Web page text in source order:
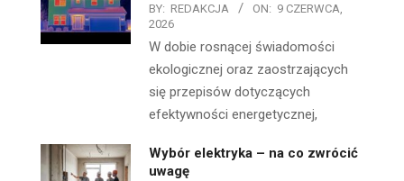
BY: REDAKCJA ON: 9 CZERWCA,
2026
W dobie rosnącej świadomości
ekologicznej oraz zaostrzających
się przepisów dotyczących
efektywności energetycznej,
Wybór elektryka – na co zwrócić
uwagę